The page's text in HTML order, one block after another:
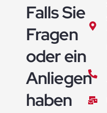
Falls Sie
Fragen
oder ein
Anliegen
haben